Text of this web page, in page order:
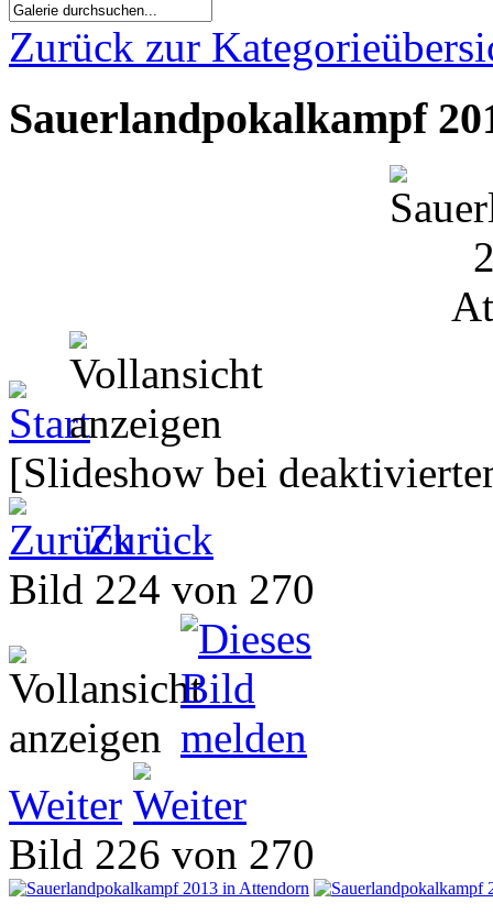
Zurück zur
Sauerlandpokalkampf
[Slideshow bei
Zurück
Bild 224 von 270
Weiter
Bild 226 von 270